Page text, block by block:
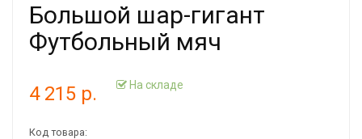
Большой шар-гигант
Футбольный мяч
4 215 р. На складе
Код товара: